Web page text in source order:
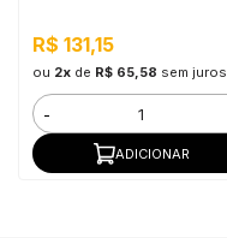
R$ 131,15
ou 2xde R$ 65,58 sem juros
-
ADICIONAR